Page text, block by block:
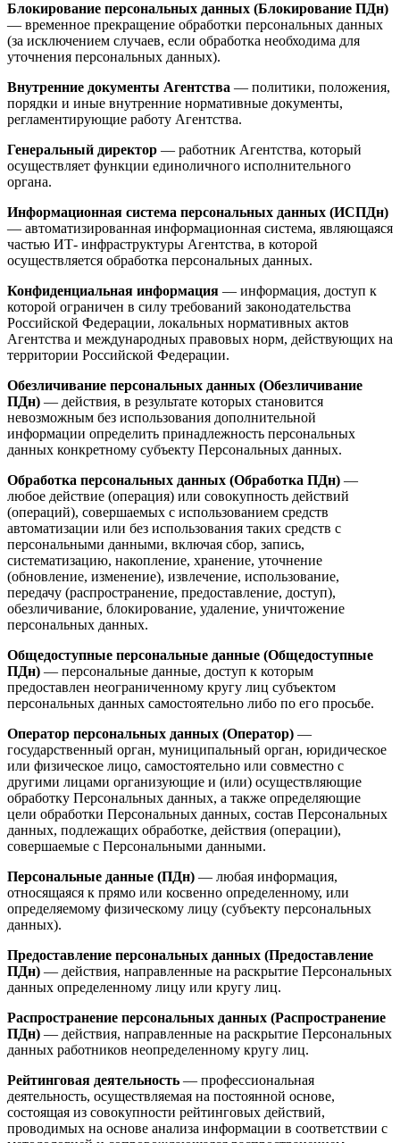
Блокирование персональных данных (Блокирование ПДн)
— временное прекращение обработки персональных данных
(за исключением случаев, если обработка необходима для
уточнения персональных данных).
Внутренние документы Агентства — политики, положения,
порядки и иные внутренние нормативные документы,
регламентирующие работу Агентства.
Генеральный директор — работник Агентства, который
осуществляет функции единоличного исполнительного
органа.
Информационная система персональных данных (ИСПДн)
— автоматизированная информационная система, являющаяся
частью ИТ- инфраструктуры Агентства, в которой
осуществляется обработка персональных данных.
Конфиденциальная информация — информация, доступ к
которой ограничен в силу требований законодательства
Российской Федерации, локальных нормативных актов
Агентства и международных правовых норм, действующих на
территории Российской Федерации.
Обезличивание персональных данных (Обезличивание
ПДн) — действия, в результате которых становится
невозможным без использования дополнительной
информации определить принадлежность персональных
данных конкретному субъекту Персональных данных.
Обработка персональных данных (Обработка ПДн) —
любое действие (операция) или совокупность действий
(операций), совершаемых с использованием средств
автоматизации или без использования таких средств с
персональными данными, включая сбор, запись,
систематизацию, накопление, хранение, уточнение
(обновление, изменение), извлечение, использование,
передачу (распространение, предоставление, доступ),
обезличивание, блокирование, удаление, уничтожение
персональных данных.
Общедоступные персональные данные (Общедоступные
ПДн) — персональные данные, доступ к которым
предоставлен неограниченному кругу лиц субъектом
персональных данных самостоятельно либо по его просьбе.
Оператор персональных данных (Оператор) —
государственный орган, муниципальный орган, юридическое
или физическое лицо, самостоятельно или совместно с
другими лицами организующие и (или) осуществляющие
обработку Персональных данных, а также определяющие
цели обработки Персональных данных, состав Персональных
данных, подлежащих обработке, действия (операции),
совершаемые с Персональными данными.
Персональные данные (ПДн) — любая информация,
относящаяся к прямо или косвенно определенному, или
определяемому физическому лицу (субъекту персональных
данных).
Предоставление персональных данных (Предоставление
ПДн) — действия, направленные на раскрытие Персональных
данных определенному лицу или кругу лиц.
Распространение персональных данных (Распространение
ПДн) — действия, направленные на раскрытие Персональных
данных работников неопределенному кругу лиц.
Рейтинговая деятельность — профессиональная
деятельность, осуществляемая на постоянной основе,
состоящая из совокупности рейтинговых действий,
проводимых на основе анализа информации в соответствии с